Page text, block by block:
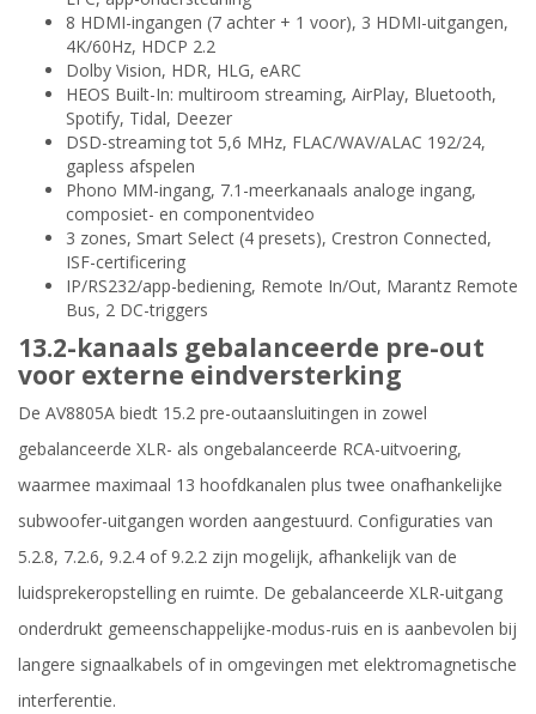
8 HDMI-ingangen (7 achter + 1 voor), 3 HDMI-uitgangen,
4K/60Hz, HDCP 2.2
Dolby Vision, HDR, HLG, eARC
HEOS Built-In: multiroom streaming, AirPlay, Bluetooth,
Spotify, Tidal, Deezer
DSD-streaming tot 5,6 MHz, FLAC/WAV/ALAC 192/24,
gapless afspelen
Phono MM-ingang, 7.1-meerkanaals analoge ingang,
composiet- en componentvideo
3 zones, Smart Select (4 presets), Crestron Connected,
ISF-certificering
IP/RS232/app-bediening, Remote In/Out, Marantz Remote
Bus, 2 DC-triggers
13.2-kanaals gebalanceerde pre-out
voor externe eindversterking
De AV8805A biedt 15.2 pre-outaansluitingen in zowel
gebalanceerde XLR- als ongebalanceerde RCA-uitvoering,
waarmee maximaal 13 hoofdkanalen plus twee onafhankelijke
subwoofer-uitgangen worden aangestuurd. Configuraties van
5.2.8, 7.2.6, 9.2.4 of 9.2.2 zijn mogelijk, afhankelijk van de
luidsprekeropstelling en ruimte. De gebalanceerde XLR-uitgang
onderdrukt gemeenschappelijke-modus-ruis en is aanbevolen bij
langere signaalkabels of in omgevingen met elektromagnetische
interferentie.